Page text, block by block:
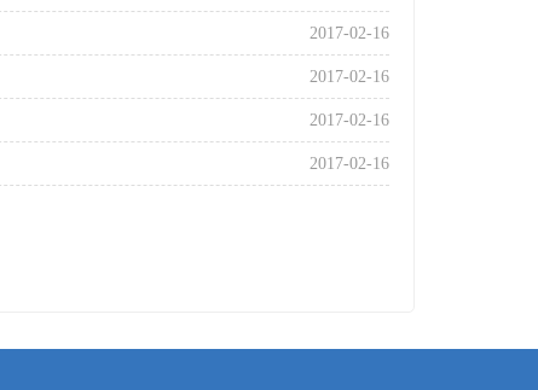
2017-02-16
2017-02-16
2017-02-16
2017-02-16